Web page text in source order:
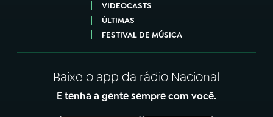
VIDEOCASTS
ÚLTIMAS
FESTIVAL DE MÚSICA
Baixe o app da rádio Nacional
E tenha a gente sempre com você.